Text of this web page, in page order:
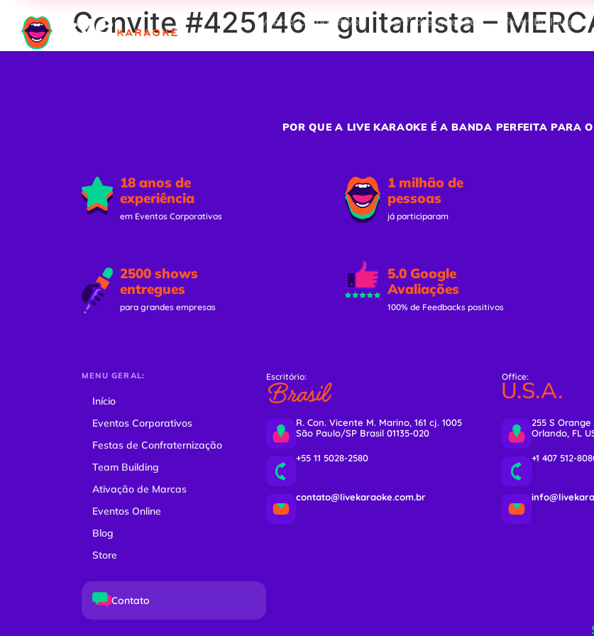
Eventos Corporativos Confraternizações Team Building
Convite #425146 – guitarrista –
POR QUE A LIVE KARAOKE É A BANDA PERFEITA PARA O
18 anos de
experiência
em Eventos Corporativos
2500 shows
entregues
para grandes empresas
1 milhão de
pessoas
já participaram
5.0 Google
Avaliações
100% de Feedbacks positivos
MENU GERAL:
Início
Eventos Corporativos
Festas de Confraternização
Team Building
Ativação de Marcas
Eventos Online
Blog
Store
Contato
Escritório:
Brasil
R. Con. Vicente M. Marino, 161 cj. 1005
São Paulo/SP Brasil 01135-020
+55 11 5028-2580
contato@livekaraoke.com.br
Office:
U.S.A.
255 S Orange
Orlando, FL
+1 407 512-